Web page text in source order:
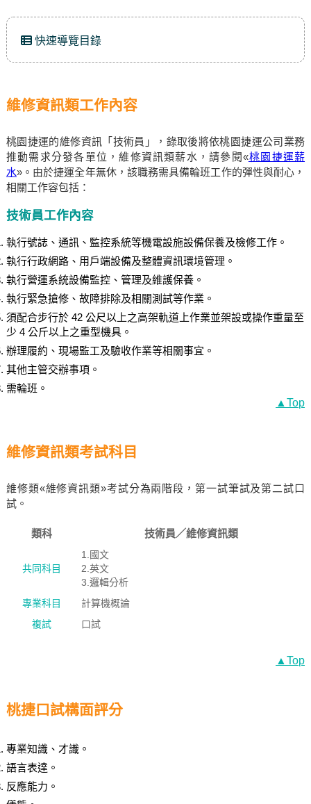
快速導覽目錄
維修資訊類工作內容
桃園捷運的維修資訊「技術員」，錄取後將依桃園捷運公司業務
推動需求分發各單位，維修資訊類薪水，請參閱«桃園捷運薪
水»。由於捷運全年無休，該職務需具備輪班工作的彈性與耐心，
相關工作容包括：
技術員工作內容
執行號誌、通訊、監控系統等機電設施設備保養及檢修工作。
執行行政網路、用戶端設備及整體資訊環境管理。
執行營運系統設備監控、管理及維護保養。
執行緊急搶修、故障排除及相關測試等作業。
須配合步行於 42 公尺以上之高架軌道上作業並架設或操作重量至
少 4 公斤以上之重型機具。
辦理履約、現場監工及驗收作業等相關事宜。
其他主管交辦事項。
需輪班。
▲Top
維修資訊類考試科目
維修類«維修資訊類»考試分為兩階段，第一試筆試及第二試口
試。
類科 技術員／維修資訊類
共同科目
1.國文
2.英文
3.邏輯分析
專業科目
計算機概論
複試
口試
▲Top
桃捷口試構面評分
專業知識、才識。
語言表達。
反應能力。